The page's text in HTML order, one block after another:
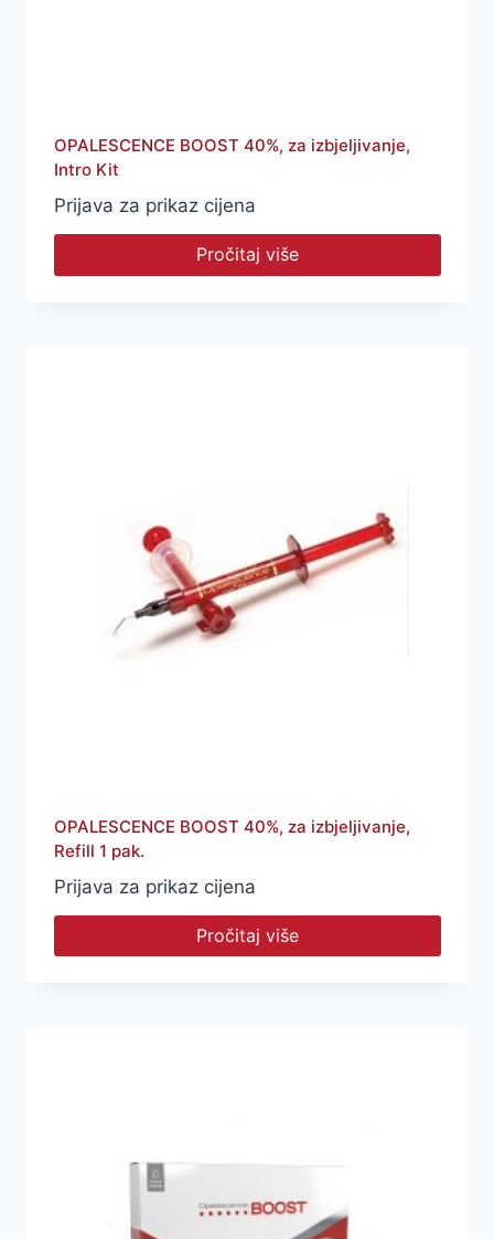
OPALESCENCE BOOST 40%, za izbjeljivanje,
Intro Kit
Prijava za prikaz cijena
Pročitaj više
OPALESCENCE BOOST 40%, za izbjeljivanje,
Refill 1 pak.
Prijava za prikaz cijena
Pročitaj više